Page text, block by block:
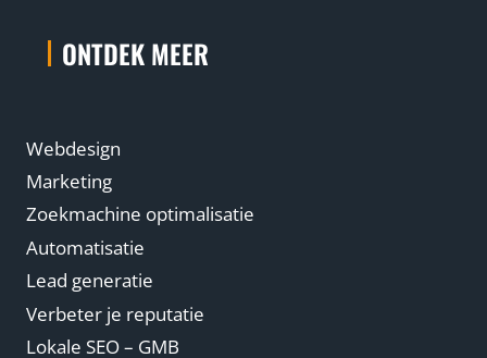
ONTDEK MEER
Webdesign
Marketing
Zoekmachine optimalisatie
Automatisatie
Lead generatie
Verbeter je reputatie
Lokale SEO – GMB